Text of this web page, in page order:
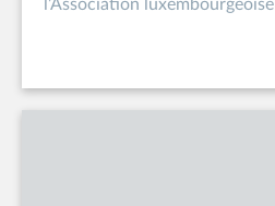
l’Association